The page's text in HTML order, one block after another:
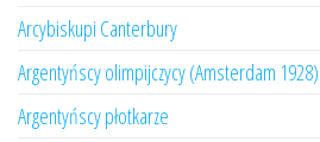
Arcybiskupi Canterbury
Argentyńscy olimpijczycy (Amsterdam 1928)
Argentyńscy płotkarze